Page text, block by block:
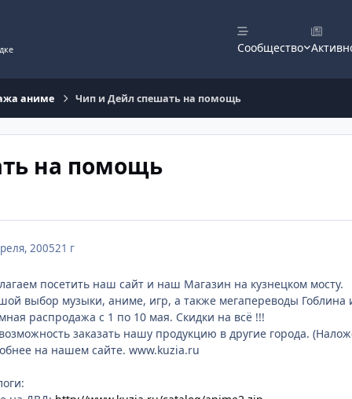
Сообщество
аниме Чип и Дейл спешать на помощь
на помощь
200521 г
посетить наш сайт и наш Магазин на кузнецком мосту.
выбор музыки, аниме, игр, а также мегапереводы Гоблина
распродажа с 1 по 10 мая. Скидки на всё !!!
заказать нашу продукцию в другие города.
на нашем сайте. www.kuzia.ru